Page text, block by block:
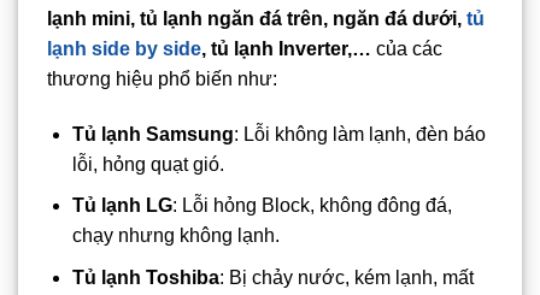
lạnh mini, tủ lạnh ngăn đá trên, ngăn đá dưới, tủ
lạnh side by side, tủ lạnh Inverter,… của các
thương hiệu phổ biến như:
Tủ lạnh Samsung: Lỗi không làm lạnh, đèn báo
lỗi, hỏng quạt gió.
Tủ lạnh LG: Lỗi hỏng Block, không đông đá,
chạy nhưng không lạnh.
Tủ lạnh Toshiba: Bị chảy nước, kém lạnh, mất